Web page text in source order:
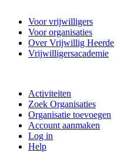
Voor vrijwilligers
Voor organisaties
Over Vrijwillig Heerde
Vrijwilligersacademie
Activiteiten
Zoek Organisaties
Organisatie toevoegen
Account aanmaken
Log in
Help